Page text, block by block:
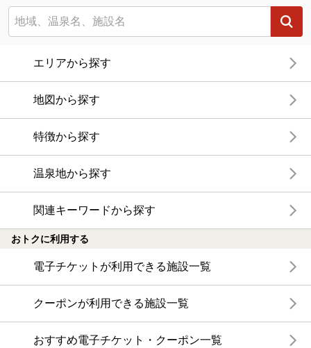
エリアから探す
地図から探す
特徴から探す
温泉地から探す
関連キーワードから探す
おトクに利用する
電子チケットが利用できる施設一覧
クーポンが利用できる施設一覧
おすすめ電子チケット・クーポン一覧